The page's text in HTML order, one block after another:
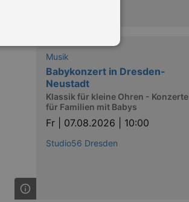
Musik
Babykonzert in Dresden-
Neustadt
Klassik für kleine Ohren - Konzerte
für Familien mit Babys
Fr | 07.08.2026 | 10:00
Studio56 Dresden
Ihren account. Ohne diese
visitor cookie consent
Cross-Site Request Forgery